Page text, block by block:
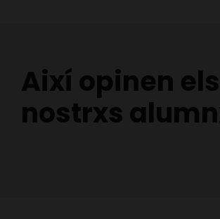
Així opinen els
nostrxs